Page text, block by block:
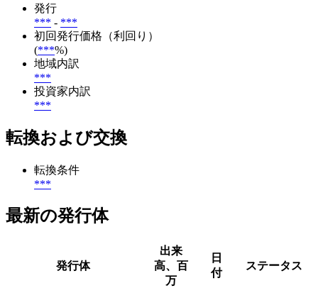
発行
*** - ***
初回発行価格（利回り）
(***%)
地域内訳
***
投資家内訳
***
転換および交換
転換条件
***
最新の発行体
発行体
出来
高、百
万
日
付
ステータス